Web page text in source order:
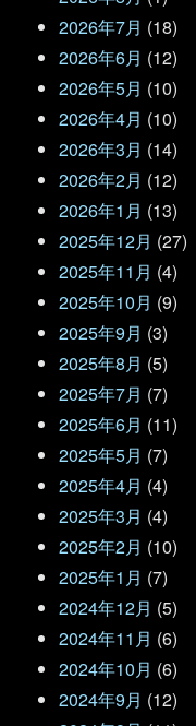
2026年7月 (18)
2026年6月 (12)
2026年5月 (10)
2026年4月 (10)
2026年3月 (14)
2026年2月 (12)
2026年1月 (13)
2025年12月 (27)
2025年11月 (4)
2025年10月 (9)
2025年9月 (3)
2025年8月 (5)
2025年7月 (7)
2025年6月 (11)
2025年5月 (7)
2025年4月 (4)
2025年3月 (4)
2025年2月 (10)
2025年1月 (7)
2024年12月 (5)
2024年11月 (6)
2024年10月 (6)
2024年9月 (12)